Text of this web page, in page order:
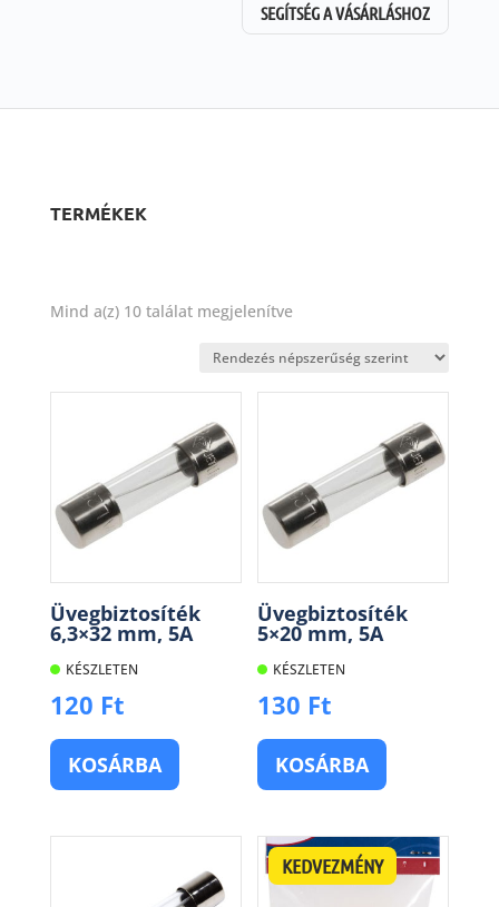
SEGÍTSÉG A VÁSÁRLÁSHOZ
TERMÉKEK
Mind a(z) 10 találat megjelenítveSorted
popularity
Üvegbiztosíték
6,3×32 mm, 5A
KÉSZLETEN
120 Ft
KOSÁRBA
Üvegbiztosíték
5×20 mm, 5A
KÉSZLETEN
130 Ft
KOSÁRBA
KEDVEZMÉNY